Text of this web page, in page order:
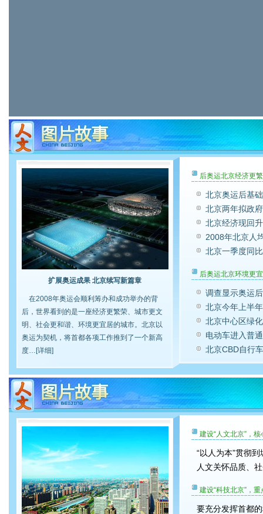
扩展奥运成果 北京续写新篇章
在2008年奥运会顺利筹办和成功举办的背
后，世界看到的是一座经济更繁荣、城市更文
明、社会更和谐、环境更宜居的城市。北京以
奥运为契机，将首都各项工作推到了一个新高
度…[详细]
后奥运北京经济更
北京奥运后基
北京两年拟政
北京经济现回
2008年北京人
北京一季度同
后奥运北京环境更
调查显示奥运
北京今年上半
北京中心区绿
电动车进入普
北京CBD自行
建设“人文北京”，核
“以人为本”贯彻
人文关怀品质、
建设“科技北京”，重
要充分发挥首都